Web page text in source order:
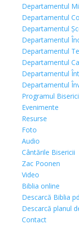
Departamentul
Departamentul
Departamentul
Departamentul
Departamentul
Departamentul
Departamentul
Departamentul
Programul
Evenimente
Resurse
Foto
Audio
Cântările Bisericii
Zac Poonen
Video
Biblia online
Descarcă Biblia
Descarcă planul
Contact